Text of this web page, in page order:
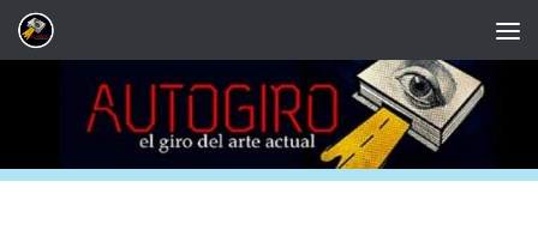
Saltar al contenido